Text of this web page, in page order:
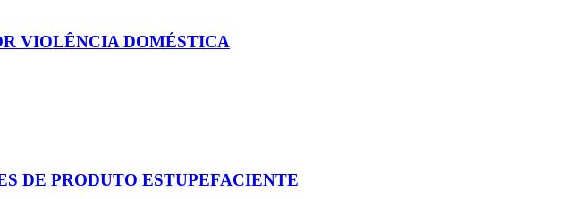
VIOLÊNCIA DOMÉSTICA
DE PRODUTO ESTUPEFACIENTE